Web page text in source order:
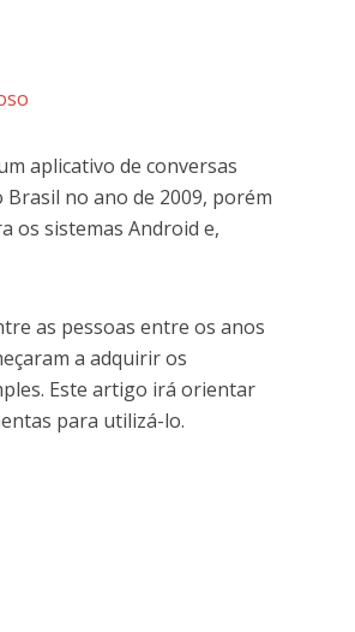
aplicativo de conversas
no ano de 2009, porém
os sistemas Android e,
as pessoas entre os anos
a adquirir os
Este artigo irá orientar
para utilizá-lo.